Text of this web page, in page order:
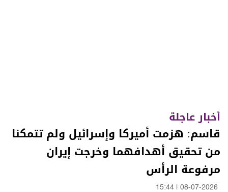
أخبار عاجلة
قاسم: هزمت أميركا وإسرائيل ولم تتمكنا
من تحقيق أهدافهما وخرجت إيران
مرفوعة الرأس
08-07-2026
15:44